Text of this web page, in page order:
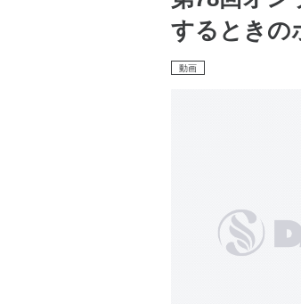
するときの
動画